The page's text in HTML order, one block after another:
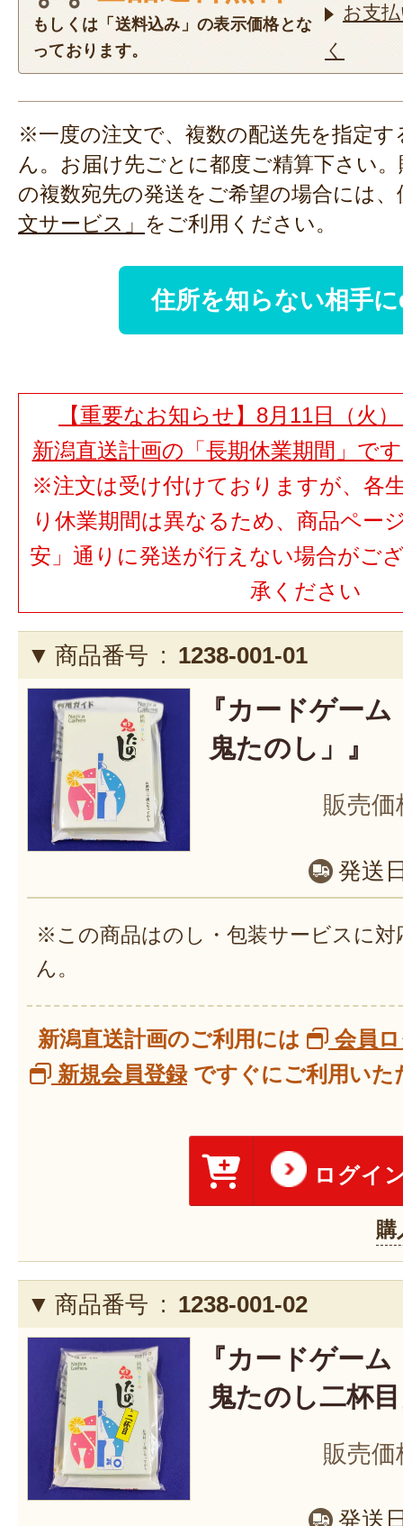
もしくは「送料込み」の表示価格とな
っております。
お支
く
※一度の注文で、複数の配送先を指定
ん。お届け先ごとに都度ご精算下さい
の複数宛先の発送をご希望の場合には、
文サービス」 をご利用ください。
住所を知らない相手
【重要なお知らせ】8月11日（火
新潟直送計画の「長期休業期間」で
※注文は受け付けておりますが、各
り休業期間は異なるため、商品ペー
安」通りに発送が行えない場合がご
承ください
商品番号 : 1238-001-01
『カードゲー
鬼たのし」』
販売価
発送
※この商品はのし・包装サービスに対
ん。
新潟直送計画のご利用には
会員
新規会員登録ですぐにご利用いた
ログイ
購
商品番号 : 1238-001-02
『カードゲー
鬼たのし二杯
販売価
発送